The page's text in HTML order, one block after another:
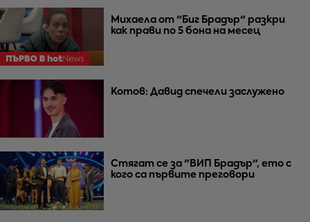
Михаела от "Биг Брадър" разкри
как прави по 5 бона на месец
Котов: Давид спечели заслужено
Стягат се за "ВИП Брадър", ето с
кого са първите преговори